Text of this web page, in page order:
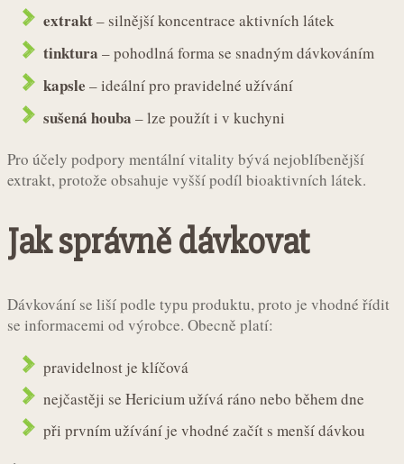
extrakt– silnější koncentrace aktivních látek
tinktura – pohodlná forma se snadným dávkováním
kapsle – ideální pro pravidelné užívání
sušená houba – lze použít i v kuchyni
Pro účely podpory mentální vitality bývá nejoblíbenější
extrakt, protože obsahuje vyšší podíl bioaktivních látek.
Jak správně dávkovat
Dávkování se liší podle typu produktu, proto je vhodné řídit
se informacemi od výrobce. Obecně platí:
pravidelnost je klíčová
nejčastěji se Hericium užívá ráno nebo během dne
při prvním užívání je vhodné začít s menší dávkou